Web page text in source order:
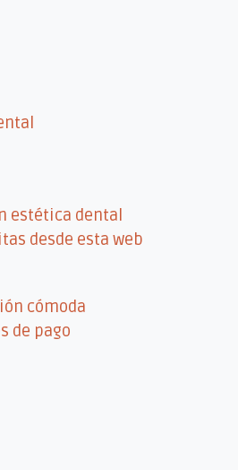
estética dental
desde esta web
cómoda
de pago